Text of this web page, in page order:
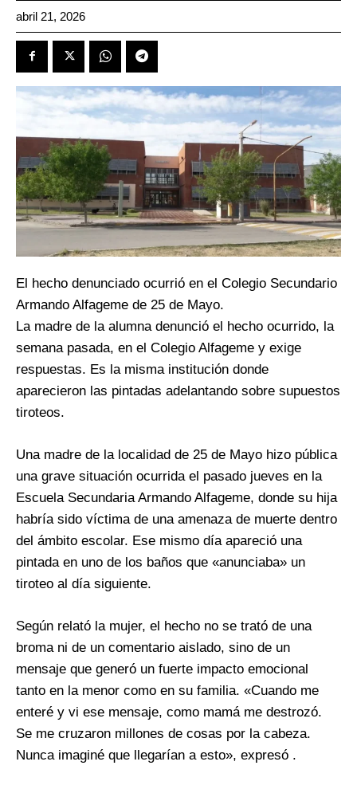
abril 21, 2026
El hecho denunciado ocurrió en el Colegio Secundario
Armando Alfageme de 25 de Mayo.
La madre de la alumna denunció el hecho ocurrido, la
semana pasada, en el Colegio Alfageme y exige
respuestas. Es la misma institución donde
aparecieron las pintadas adelantando sobre supuestos
tiroteos.
Una madre de la localidad de 25 de Mayo hizo pública
una grave situación ocurrida el pasado jueves en la
Escuela Secundaria Armando Alfageme, donde su hija
habría sido víctima de una amenaza de muerte dentro
del ámbito escolar. Ese mismo día apareció una
pintada en uno de los baños que «anunciaba» un
tiroteo al día siguiente.
Según relató la mujer, el hecho no se trató de una
broma ni de un comentario aislado, sino de un
mensaje que generó un fuerte impacto emocional
tanto en la menor como en su familia. «Cuando me
enteré y vi ese mensaje, como mamá me destrozó.
Se me cruzaron millones de cosas por la cabeza.
Nunca imaginé que llegarían a esto», expresó .